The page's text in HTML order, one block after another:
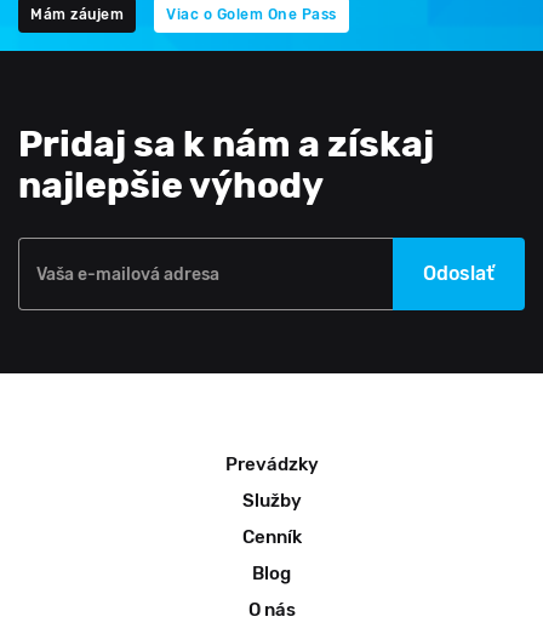
Mám záujem Viac o Golem One Pass
Pridaj sa k nám a získaj
najlepšie výhody
Vaša e-mailová adresa Odoslať
Prevádzky
Služby
Cenník
Blog
O nás